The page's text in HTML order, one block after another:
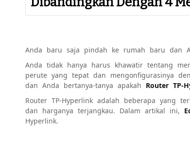
Anda baru saja pindah ke rumah baru dan
Anda tidak hanya harus khawatir tentang
perute yang tepat dan mengonfigurasinya
dan Anda bertanya-tanya apakah Router TP-
Router TP-Hyperlink adalah beberapa yang
dan harganya terjangkau. Dalam artikal ini,
Hyperlink.